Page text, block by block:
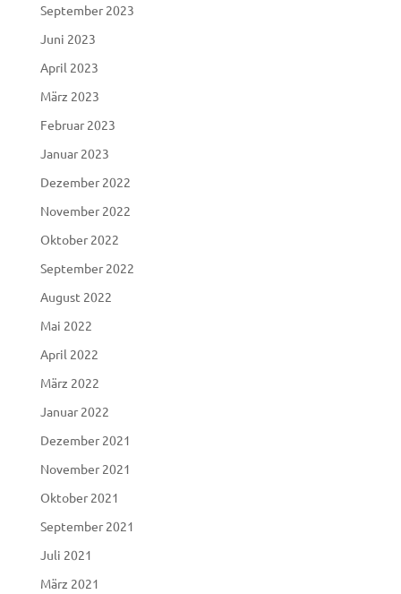
September 2023
Juni 2023
April 2023
März 2023
Februar 2023
Januar 2023
Dezember 2022
November 2022
Oktober 2022
September 2022
August 2022
Mai 2022
April 2022
März 2022
Januar 2022
Dezember 2021
November 2021
Oktober 2021
September 2021
Juli 2021
März 2021